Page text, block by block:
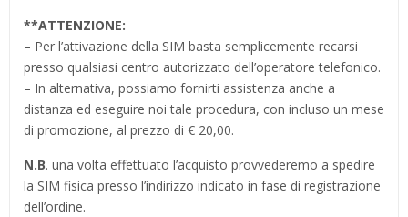
**ATTENZIONE:
– Per l’attivazione della SIM basta semplicemente recarsi
presso qualsiasi centro autorizzato dell’operatore telefonico.
– In alternativa, possiamo fornirti assistenza anche a
distanza ed eseguire noi tale procedura, con incluso un mese
di promozione, al prezzo di € 20,00.
N.B. una volta effettuato l’acquisto provvederemo a spedire
la SIM fisica presso l’indirizzo indicato in fase di registrazione
dell’ordine.